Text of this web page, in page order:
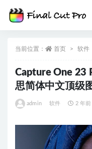
当前位置： 首页 软件
Capture One 23
思简体中文顶级
admin 软件 2 年前